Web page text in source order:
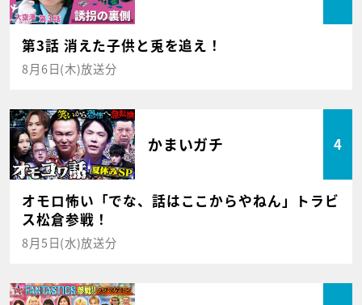
第3話 消えた子供と兎を追え！
8月6日(木)放送分
かまいガチ 4
オモロ怖い「でな、話はここからやねん」トラビ
ス松倉参戦！
8月5日(水)放送分